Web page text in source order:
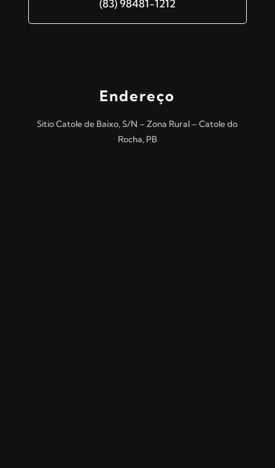
(83) 98481-1212
Endereço
Sitio Catole de Baixo, S/N – Zona Rural – Catole do
Rocha, PB